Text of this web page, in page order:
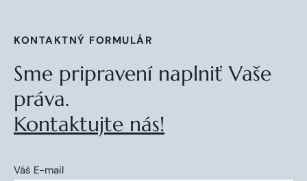
KONTAKTNÝ FORMULÁR
Sme pripravení naplniť Vaše
práva.
Kontaktujte nás!
Váš E-mail